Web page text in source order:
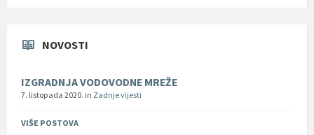
NOVOSTI
IZGRADNJA VODOVODNE MREŽE
7. listopada 2020. in Zadnje vijesti
VIŠE POSTOVA